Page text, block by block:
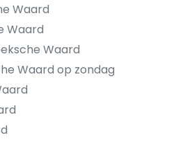
Waard
Waard
Waard
Waard op zondag